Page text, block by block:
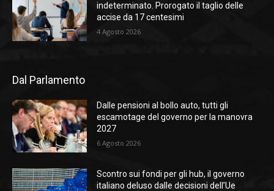
indeterminato. Prorogato il taglio delle
accise da 17 centesimi
4 Agosto 2026
Dal Parlamento
Dalle pensioni al bollo auto, tutti gli
escamotage del governo per la manovra
2027
6 Agosto 2026
Scontro sui fondi per gli hub, il governo
italiano deluso dalle decisioni dell’Ue